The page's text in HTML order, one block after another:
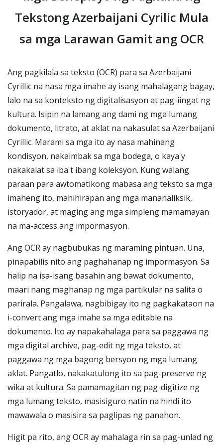
Tekstong Azerbaijani Cyrilic Mula
sa mga Larawan Gamit ang OCR
Ang pagkilala sa teksto (OCR) para sa Azerbaijani
Cyrillic na nasa mga imahe ay isang mahalagang bagay,
lalo na sa konteksto ng digitalisasyon at pag-iingat ng
kultura. Isipin na lamang ang dami ng mga lumang
dokumento, litrato, at aklat na nakasulat sa Azerbaijani
Cyrillic. Marami sa mga ito ay nasa mahinang
kondisyon, nakaimbak sa mga bodega, o kaya'y
nakakalat sa iba't ibang koleksyon. Kung walang
paraan para awtomatikong mabasa ang teksto sa mga
imaheng ito, mahihirapan ang mga mananaliksik,
istoryador, at maging ang mga simpleng mamamayan
na ma-access ang impormasyon.
Ang OCR ay nagbubukas ng maraming pintuan. Una,
pinapabilis nito ang paghahanap ng impormasyon. Sa
halip na isa-isang basahin ang bawat dokumento,
maari nang maghanap ng mga partikular na salita o
parirala. Pangalawa, nagbibigay ito ng pagkakataon na
i-convert ang mga imahe sa mga editable na
dokumento. Ito ay napakahalaga para sa paggawa ng
mga digital archive, pag-edit ng mga teksto, at
paggawa ng mga bagong bersyon ng mga lumang
aklat. Pangatlo, nakakatulong ito sa pag-preserve ng
wika at kultura. Sa pamamagitan ng pag-digitize ng
mga lumang teksto, masisiguro natin na hindi ito
mawawala o masisira sa paglipas ng panahon.
Higit pa rito, ang OCR ay mahalaga rin sa pag-unlad ng